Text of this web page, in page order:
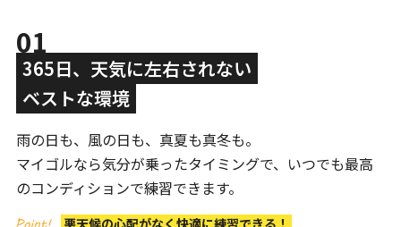
01
365日、天気に左右されない
ベストな環境
雨の日も、風の日も、真夏も真冬も。
マイゴルなら気分が乗ったタイミングで、いつでも最高
のコンディションで練習できます。
悪天候の心配がなく快適に練習できる！